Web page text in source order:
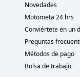
Novedades
Motometa 24 hrs
Conviértete en un
Preguntas
Métodos de pago
Bolsa de trabajo